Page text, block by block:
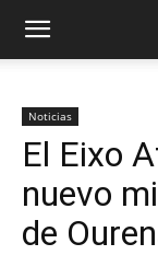
Noticias
El Eixo
nuevo
de